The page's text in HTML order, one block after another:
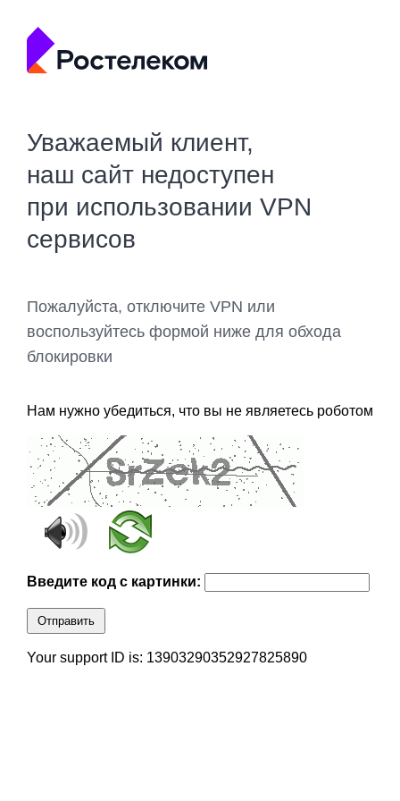
Уважаемый клиент,
наш сайт недоступен
при использовании VPN
сервисов
Пожалуйста, отключите VPN или
воспользуйтесь формой ниже для обхода
блокировки
Нам нужно убедиться, что вы не являетесь роботом
Введите код с картинки:
Отправить
Your support ID is: 13903290352927825890